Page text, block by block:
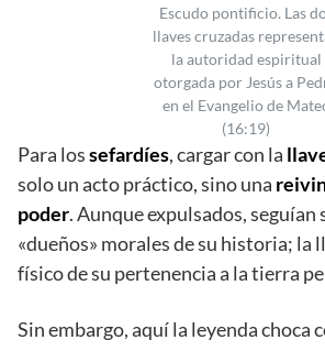
Escudo pontificio. Las
llaves cruzadas
la autoridad espiritual
otorgada por Jesús a
en el Evangelio de
(16:19)
Para lossefardíes, cargar con la
solo un acto práctico, sino una
poder. Aunque expulsados, seguían
«dueños» morales de su historia; la
físico de su pertenencia a la tierra
Sin embargo, aquí la leyenda choca